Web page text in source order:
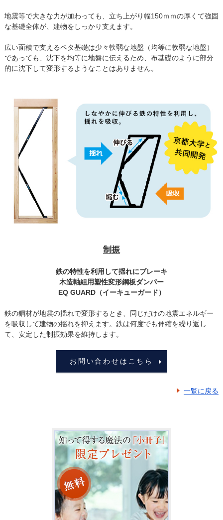
地震等で大きな力が加わっても、立ち上がり幅150ｍｍの厚くて強固
な基礎全体が、建物をしっかり支えます。
広い面積で支えるベタ基礎は少々軟弱な地盤（均等に軟弱な地盤）
であっても、沈下を均等に地盤に伝えるため、布基礎のように部分
的に沈下して変形するようなことはありません。
制振
鉄の特性を利用して揺れにブレーキ
木造軸組用塑性変形鋼板ダンパー
EQ GUARD（イーキューガード）
鉄の鋼材が地震の揺れで変形するとき、同じだけの地震エネルギー
を吸収して建物の揺れを抑えます。鉄は何度でも伸縮を繰り返し
て、安定した制振効果を維持します。
お問い合わせはこちら
一覧に戻る